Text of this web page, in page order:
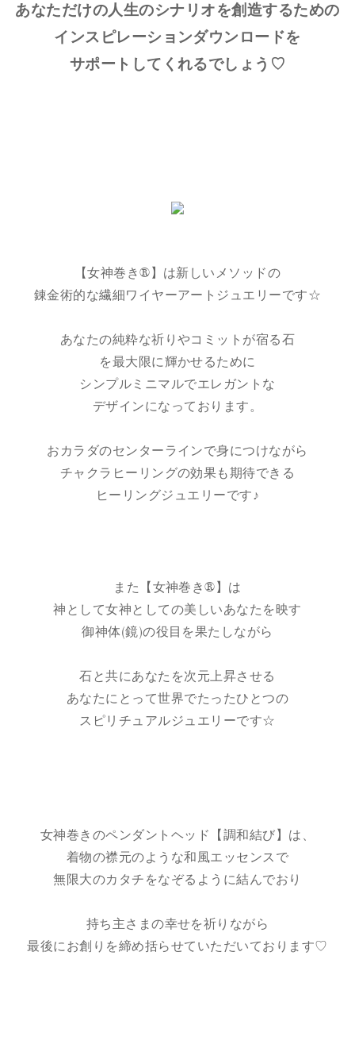
あなただけの人生のシナリオを創造するための
インスピレーションダウンロードを
サポートしてくれるでしょう♡
【女神巻き®】は新しいメソッドの
錬金術的な繊細ワイヤーアートジュエリーです☆
あなたの純粋な祈りやコミットが宿る石
を最大限に輝かせるために
シンプルミニマルでエレガントな
デザインになっております。
おカラダのセンターラインで身につけながら
チャクラヒーリングの効果も期待できる
ヒーリングジュエリーです♪
また【女神巻き®】は
神として女神としての美しいあなたを映す
御神体(鏡)の役目を果たしながら
石と共にあなたを次元上昇させる
あなたにとって世界でたったひとつの
スピリチュアルジュエリーです☆
女神巻きのペンダントヘッド【調和結び】は、
着物の襟元のような和風エッセンスで
無限大のカタチをなぞるように結んでおり
持ち主さまの幸せを祈りながら
最後にお創りを締め括らせていただいております♡